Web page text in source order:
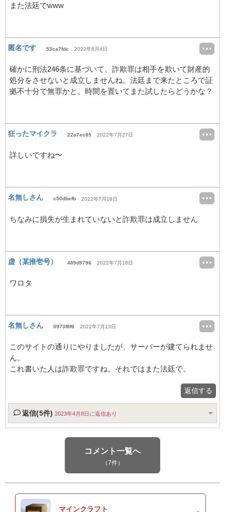
また法廷でwww
匿名です 53ca7fdc 2022年8月4日
確かに刑法246条に基づいて、詐欺罪は相手を欺いて財産的
処分をさせないと成立しませんね。法廷まで来たところで証
拠不十分で無罪かと。時間を置いてまた試したらどうかな？
狂ったマイクラ 22a7ec85 2022年7月27日
詳しいですね〜
名無しさん c50dbefb 2022年7月18日
ちなみに損失が生まれていないと詐欺罪は成立しません
虚（某推壱号） 489d9796 2022年7月18日
ワロタ
名無しさん 0973f8f6 2022年7月13日
このサイトの通りにやりましたが、サーバーが建てられませ
ん。
これ書いた人は詐欺罪ですね。それではまた法廷で。
返信する
返信(5件) 2023年4月8日に返信あり
コメント一覧へ
（7件）
マインクラフト